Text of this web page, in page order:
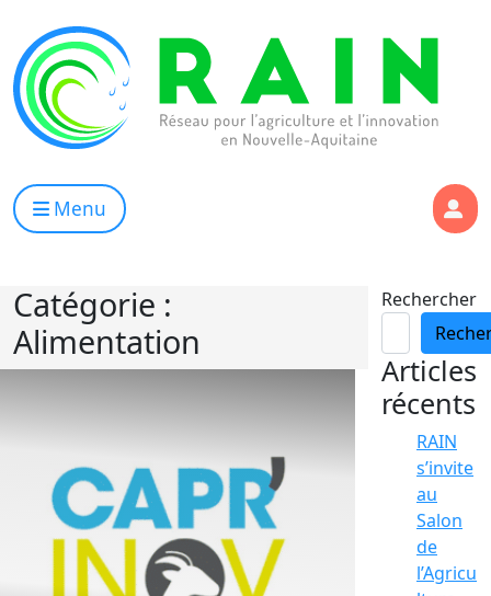
Menu
Catégorie :
Alimentation
Rechercher
Articles
récents
RAIN
s’invite
au
Salon
de
l’Agricu